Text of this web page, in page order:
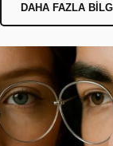
DAHA FAZLA BILGI